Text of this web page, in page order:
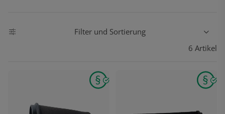
Filter und Sortierung
6 Artikel